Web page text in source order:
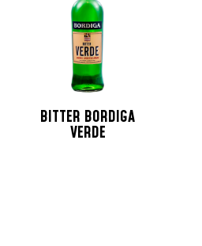
BITTER BORDIGA
VERDE